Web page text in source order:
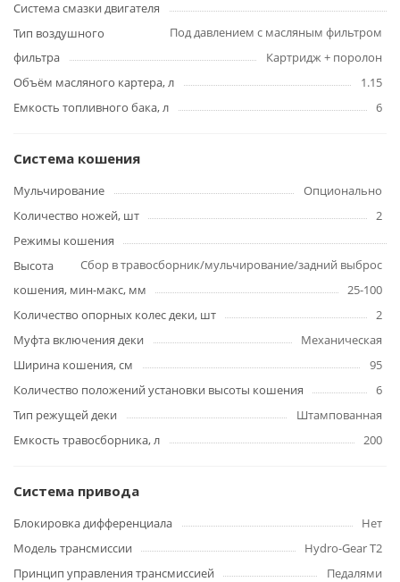
Система смазки двигателя
Под давлением с масляным фильтром
Тип воздушного
фильтра
Картридж + поролон
Объём масляного картера, л
1.15
Емкость топливного бака, л
6
Система кошения
Мульчирование
Опционально
Количество ножей, шт
2
Режимы кошения
Сбор в травосборник/мульчирование/задний выброс
Высота
кошения, мин-макс, мм
25-100
Количество опорных колес деки, шт
2
Муфта включения деки
Механическая
Ширина кошения, см
95
Количество положений установки высоты кошения
6
Тип режущей деки
Штампованная
Емкость травосборника, л
200
Система привода
Блокировка дифференциала
Нет
Модель трансмиссии
Hydro-Gear T2
Принцип управления трансмиссией
Педалями